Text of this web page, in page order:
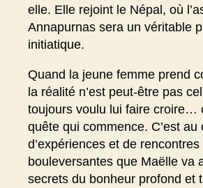
elle. Elle rejoint le Népal, où
Annapurnas sera un véritable
initiatique.
Quand la jeune femme prend
la réalité n’est peut-être pas
toujours voulu lui faire croire…
quête qui commence. C’est au
d’expériences et de rencontres
bouleversantes que Maëlle va
secrets du bonheur profond et